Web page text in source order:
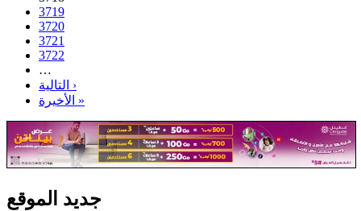
3719
3720
3721
3722
…
التالية ›
الأخيرة »
جديد الموقع